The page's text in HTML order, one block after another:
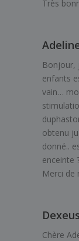
Très
Bonjour,
enfants
vain…
obtenu
donné..
enceinte
Merci de
Chère